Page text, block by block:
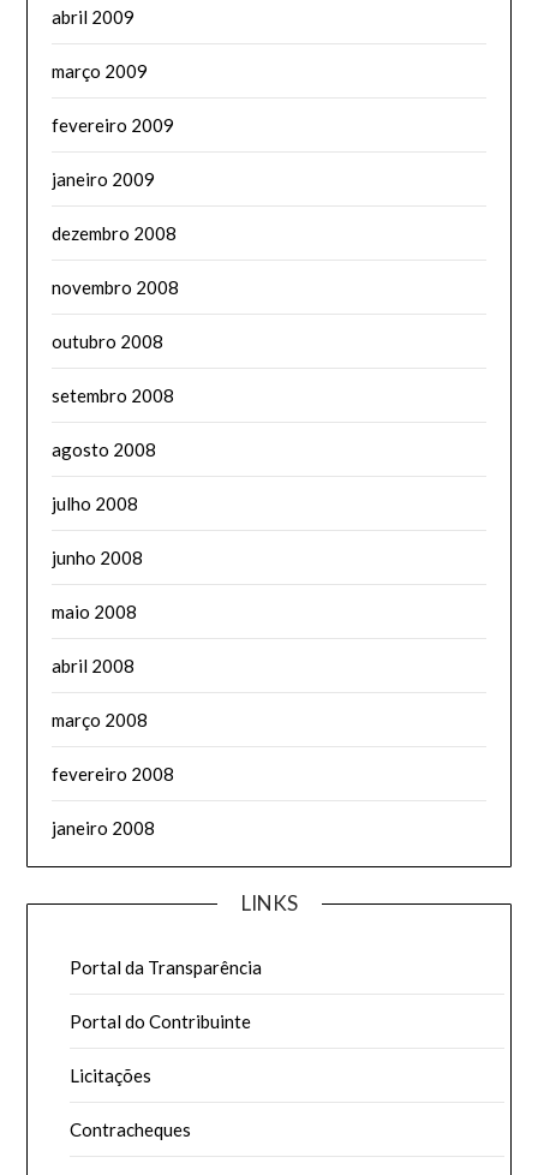
abril 2009
março 2009
fevereiro 2009
janeiro 2009
dezembro 2008
novembro 2008
outubro 2008
setembro 2008
agosto 2008
julho 2008
junho 2008
maio 2008
abril 2008
março 2008
fevereiro 2008
janeiro 2008
LINKS
Portal da Transparência
Portal do Contribuinte
Licitações
Contracheques